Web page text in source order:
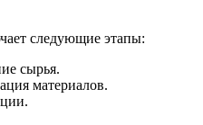
следующие этапы:
сырья.
материалов.